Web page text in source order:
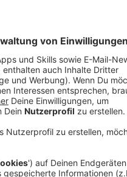
unterschrieben. Die
im Fokus haben.
10.05.2023 05:13
klimaneutral werden und
Station von Kellers